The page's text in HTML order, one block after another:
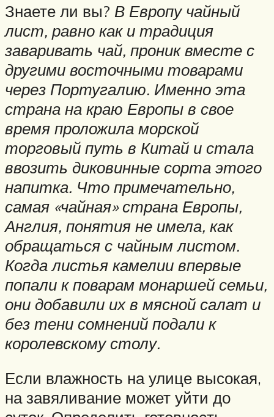
Знаете ли вы? В Европу чайный
лист, равно как и традиция
заваривать чай, проник вместе с
другими восточными товарами
через Португалию. Именно эта
страна на краю Европы в свое
время проложила морской
торговый путь в Китай и стала
ввозить диковинные сорта этого
напитка. Что примечательно,
самая «чайная» страна Европы,
Англия, понятия не имела, как
обращаться с чайным листом.
Когда листья камелии впервые
попали к поварам монаршей семьи,
они добавили их в мясной салат и
без тени сомнений подали к
королевскому столу.
Если влажность на улице высокая,
на завяливание может уйти до